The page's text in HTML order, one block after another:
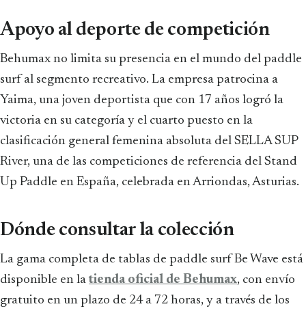
Apoyo al deporte de competición
Behumax no limita su presencia en el mundo del paddle
surf al segmento recreativo. La empresa patrocina a
Yaima, una joven deportista que con 17 años logró la
victoria en su categoría y el cuarto puesto en la
clasificación general femenina absoluta del SELLA SUP
River, una de las competiciones de referencia del Stand
Up Paddle en España, celebrada en Arriondas, Asturias.
Dónde consultar la colección
La gama completa de tablas de paddle surf Be Wave está
disponible en la tienda oficial de Behumax, con envío
gratuito en un plazo de 24 a 72 horas, y a través de los